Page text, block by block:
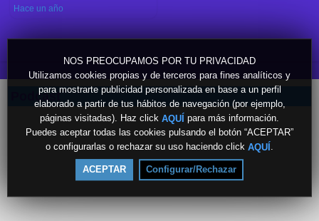
NOS PREOCUPAMOS POR TU PRIVACIDAD
Utilizamos cookies propias y de terceros para fines analíticos y
para mostrarte publicidad personalizada en base a un perfil
elaborado a partir de tus hábitos de navegación (por ejemplo,
páginas visitadas). Haz click AQUÍ para más información.
Puedes aceptar todas las cookies pulsando el botón “ACEPTAR”
o configurarlas o rechazar su uso haciendo click AQUÍ .
ACEPTAR Configurar/Rechazar
Hace un año
Podcast